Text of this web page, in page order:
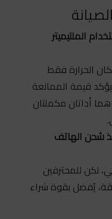
الملتيميتر
الحرارة فقط
قيمة الممانعة
أداتان مكملتان
شحن الهاتف
لكن للمحترفين
يُفضل بقوة شراء